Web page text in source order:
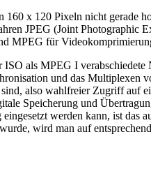
x 120 Pixeln nicht gerade
JPEG (Joint Photographic
MPEG für
als MPEG I
und das Multiplexen
also wahlfreier Zugriff auf
Speicherung und
eingesetzt werden kann, ist
wird man auf